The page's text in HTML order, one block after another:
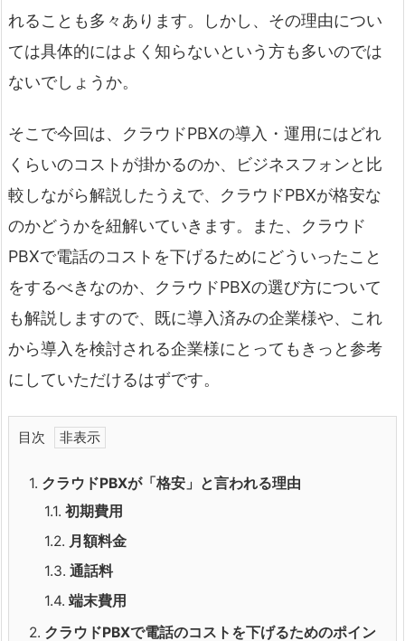
れることも多々あります。しかし、その理由につい
ては具体的にはよく知らないという方も多いのでは
ないでしょうか。
そこで今回は、クラウドPBXの導入・運用にはどれ
くらいのコストが掛かるのか、ビジネスフォンと比
較しながら解説したうえで、クラウドPBXが格安な
のかどうかを紐解いていきます。また、クラウド
PBXで電話のコストを下げるためにどういったこと
をするべきなのか、クラウドPBXの選び方について
も解説しますので、既に導入済みの企業様や、これ
から導入を検討される企業様にとってもきっと参考
にしていただけるはずです。
目次
1. クラウドPBXが「格安」と言われる理由
1.1. 初期費用
1.2. 月額料金
1.3. 通話料
1.4. 端末費用
2. クラウドPBXで電話のコストを下げるためのポイン